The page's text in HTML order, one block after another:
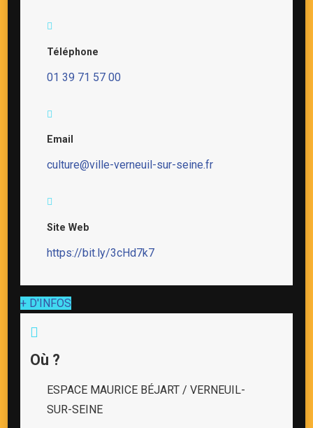
Téléphone
01 39 71 57 00
Email
culture@ville-verneuil-sur-seine.fr
Site Web
https://bit.ly/3cHd7k7
+ D'INFOS
Où ?
ESPACE MAURICE BÉJART / VERNEUIL-
SUR-SEINE